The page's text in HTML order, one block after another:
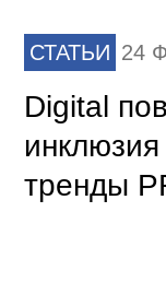
СТАТЬИ 24
Digital
инклюзия
тренды